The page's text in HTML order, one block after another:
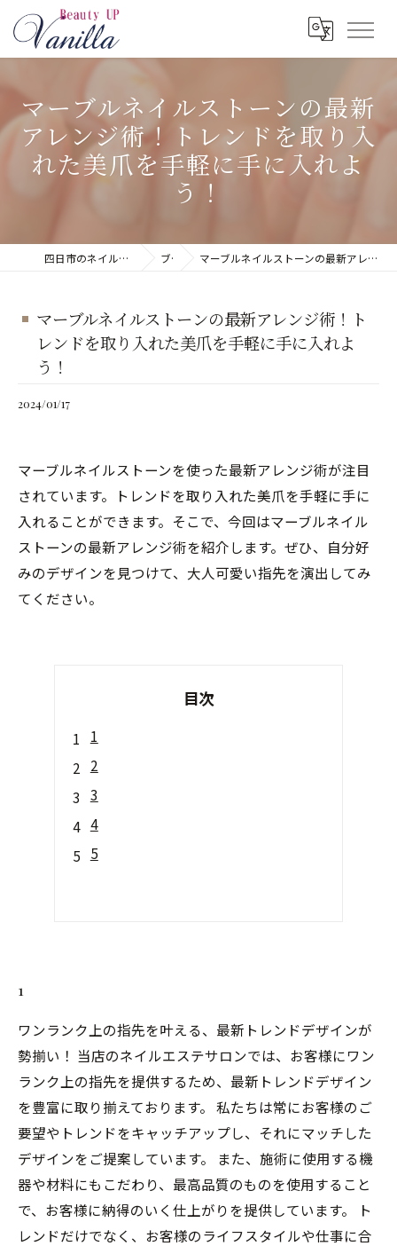
マーブルネイルストーンの最新
アレンジ術！トレンドを取り入
れた美爪を手軽に手に入れよ
う！
四日市のネイルサロンならネイルサロン Vanilla ブログ マーブルネイルストーンの最新アレンジ術！トレンドを取り入れた美爪を手軽に手に入れよう！
マーブルネイルストーンの最新アレンジ術！ト
レンドを取り入れた美爪を手軽に手に入れよ
う！
2024/01/17
マーブルネイルストーンを使った最新アレンジ術が注目
されています。トレンドを取り入れた美爪を手軽に手に
入れることができます。そこで、今回はマーブルネイル
ストーンの最新アレンジ術を紹介します。ぜひ、自分好
みのデザインを見つけて、大人可愛い指先を演出してみ
てください。
目次
1
2
3
4
5
1
ワンランク上の指先を叶える、最新トレンドデザインが
勢揃い！ 当店のネイルエステサロンでは、お客様にワン
ランク上の指先を提供するため、最新トレンドデザイン
を豊富に取り揃えております。 私たちは常にお客様のご
要望やトレンドをキャッチアップし、それにマッチした
デザインをご提案しています。 また、施術に使用する機
器や材料にもこだわり、最高品質のものを使用すること
で、お客様に納得のいく仕上がりを提供しています。 ト
レンドだけでなく、お客様のライフスタイルや仕事に合